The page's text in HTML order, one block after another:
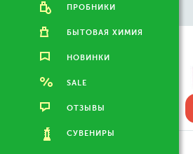
ПРОБНИКИ
БЫТОВАЯ ХИМИЯ
НОВИНКИ
SALE
ОТЗЫВЫ
СУВЕНИРЫ